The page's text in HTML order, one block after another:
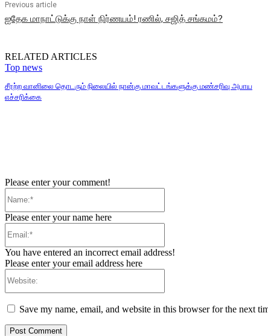
Previous article
ஐதேக மாநாட்டுக்கு நாள் நிர்ணயம்! ரணில், சஜித் சங்கமம்?
RELATED ARTICLES
Top news
சீரற்ற வானிலை தொடரும் நிலையில் நான்கு மாவட்டங்களுக்கு மண்சரிவு அபாய
எச்சரிக்கை
Please enter your comment!
Please enter your name here
You have entered an incorrect email address!
Please enter your email address here
Save my name, email, and website in this browser for the next